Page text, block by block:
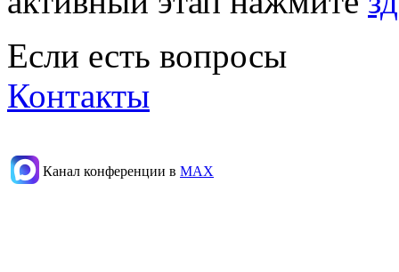
Если есть вопросы
Контакты
Канал конференции в МАХ